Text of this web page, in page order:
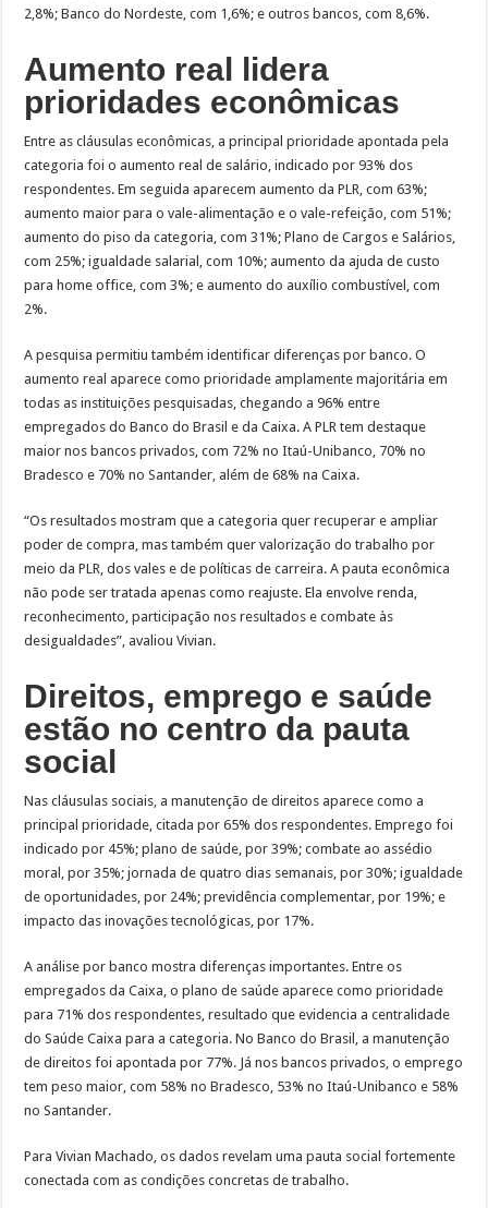
2,8%; Banco do Nordeste, com 1,6%; e outros bancos, com 8,6%.
Aumento real lidera
prioridades econômicas
Entre as cláusulas econômicas, a principal prioridade apontada pela
categoria foi o aumento real de salário, indicado por 93% dos
respondentes. Em seguida aparecem aumento da PLR, com 63%;
aumento maior para o vale-alimentação e o vale-refeição, com 51%;
aumento do piso da categoria, com 31%; Plano de Cargos e Salários,
com 25%; igualdade salarial, com 10%; aumento da ajuda de custo
para home office, com 3%; e aumento do auxílio combustível, com
2%.
A pesquisa permitiu também identificar diferenças por banco. O
aumento real aparece como prioridade amplamente majoritária em
todas as instituições pesquisadas, chegando a 96% entre
empregados do Banco do Brasil e da Caixa. A PLR tem destaque
maior nos bancos privados, com 72% no Itaú-Unibanco, 70% no
Bradesco e 70% no Santander, além de 68% na Caixa.
“Os resultados mostram que a categoria quer recuperar e ampliar
poder de compra, mas também quer valorização do trabalho por
meio da PLR, dos vales e de políticas de carreira. A pauta econômica
não pode ser tratada apenas como reajuste. Ela envolve renda,
reconhecimento, participação nos resultados e combate às
desigualdades”, avaliou Vivian.
Direitos, emprego e saúde
estão no centro da pauta
social
Nas cláusulas sociais, a manutenção de direitos aparece como a
principal prioridade, citada por 65% dos respondentes. Emprego foi
indicado por 45%; plano de saúde, por 39%; combate ao assédio
moral, por 35%; jornada de quatro dias semanais, por 30%; igualdade
de oportunidades, por 24%; previdência complementar, por 19%; e
impacto das inovações tecnológicas, por 17%.
A análise por banco mostra diferenças importantes. Entre os
empregados da Caixa, o plano de saúde aparece como prioridade
para 71% dos respondentes, resultado que evidencia a centralidade
do Saúde Caixa para a categoria. No Banco do Brasil, a manutenção
de direitos foi apontada por 77%. Já nos bancos privados, o emprego
tem peso maior, com 58% no Bradesco, 53% no Itaú-Unibanco e 58%
no Santander.
Para Vivian Machado, os dados revelam uma pauta social fortemente
conectada com as condições concretas de trabalho.